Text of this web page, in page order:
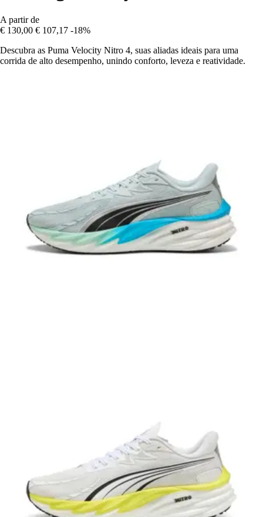
A partir de
€ 130,00 € 107,17 -18%
Descubra as Puma Velocity Nitro 4, suas aliadas ideais para uma
corrida de alto desempenho, unindo conforto, leveza e reatividade.